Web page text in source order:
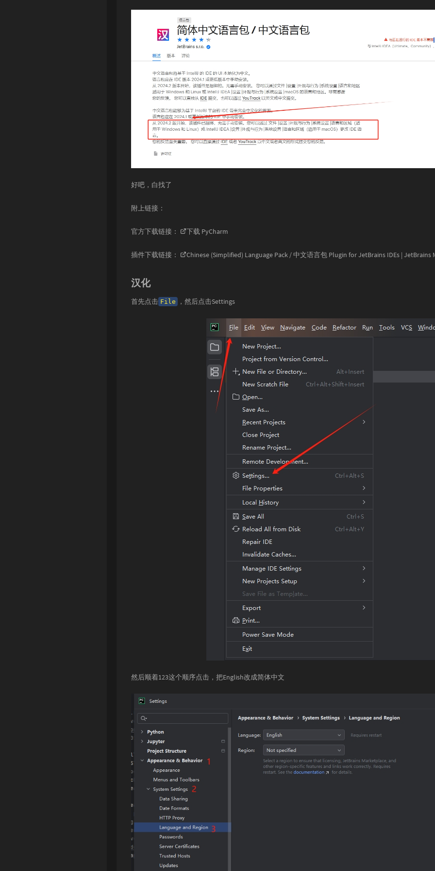
好吧，白找了
附上链接：
官方下载链接： 下载 PyCharm
插件下载链接： Chinese (Simplified) Language Pack / 中文语言包 Plugin for JetBrains IDEs | JetBrains
汉化
首先点击 File ，然后点击Settings
然后顺着123这个顺序点击，把English改成简体中文